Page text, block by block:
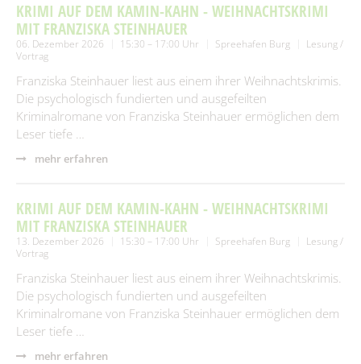
KRIMI AUF DEM KAMIN-KAHN - WEIHNACHTSKRIMI
MIT FRANZISKA STEINHAUER
06. Dezember 2026 15:30 – 17:00 Uhr Spreehafen Burg
Lesung /
Vortrag
Franziska Steinhauer liest aus einem ihrer Weihnachtskrimis.
Die psychologisch fundierten und ausgefeilten
Kriminalromane von Franziska Steinhauer ermöglichen dem
Leser tiefe …
mehr erfahren
KRIMI AUF DEM KAMIN-KAHN - WEIHNACHTSKRIMI
MIT FRANZISKA STEINHAUER
13. Dezember 2026 15:30 – 17:00 Uhr Spreehafen Burg
Lesung /
Vortrag
Franziska Steinhauer liest aus einem ihrer Weihnachtskrimis.
Die psychologisch fundierten und ausgefeilten
Kriminalromane von Franziska Steinhauer ermöglichen dem
Leser tiefe …
mehr erfahren